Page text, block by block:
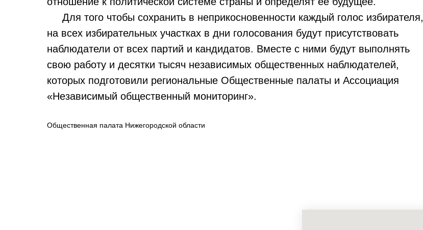
Для того чтобы сохранить в неприкосновенности каждый голос избирателя,
на всех избирательных участках в дни голосования будут присутствовать
наблюдатели от всех партий и кандидатов. Вместе с ними будут выполнять
свою работу и десятки тысяч независимых общественных наблюдателей,
которых подготовили региональные Общественные палаты и Ассоциация
«Независимый общественный мониторинг».
Общественная палата Нижегородской области